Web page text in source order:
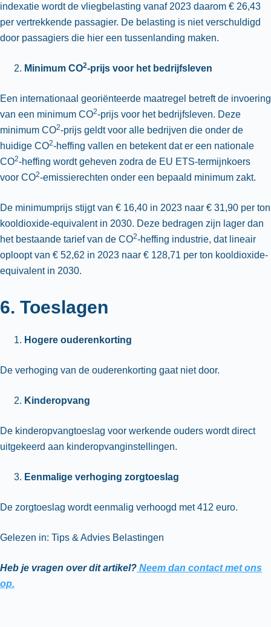
indexatie wordt de vliegbelasting vanaf 2023 daarom € 26,43
per vertrekkende passagier. De belasting is niet verschuldigd
door passagiers die hier een tussenlanding maken.
Minimum CO2-prijs voor het bedrijfsleven
Een internationaal georiënteerde maatregel betreft de invoering
van een minimum CO2-prijs voor het bedrijfsleven. Deze
minimum CO2-prijs geldt voor alle bedrijven die onder de
huidige CO2-heffing vallen en betekent dat er een nationale
CO2-heffing wordt geheven zodra de EU ETS-termijnkoers
voor CO2-emissierechten onder een bepaald minimum zakt.
De minimumprijs stijgt van € 16,40 in 2023 naar € 31,90 per ton
kooldioxide-equivalent in 2030. Deze bedragen zijn lager dan
het bestaande tarief van de CO2-heffing industrie, dat lineair
oploopt van € 52,62 in 2023 naar € 128,71 per ton kooldioxide-
equivalent in 2030.
6. Toeslagen
Hogere ouderenkorting
De verhoging van de ouderenkorting gaat niet door.
Kinderopvang
De kinderopvangtoeslag voor werkende ouders wordt direct
uitgekeerd aan kinderopvanginstellingen.
Eenmalige verhoging zorgtoeslag
De zorgtoeslag wordt eenmalig verhoogd met 412 euro.
Gelezen in: Tips & Advies Belastingen
Heb je vragen over dit artikel? Neem dan contact met ons
op.